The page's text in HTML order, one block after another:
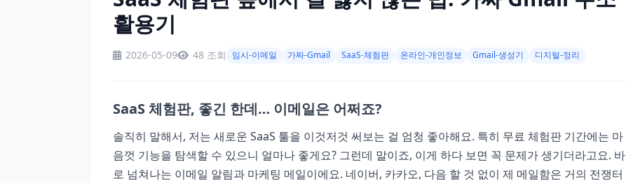
활용기
2026-05-09 48 조회 임시-이메일 가짜-Gmail SaaS-체험판 온라인-개인정보 Gmail-생성기 디지털-정리
SaaS 체험판, 좋긴 한데… 이메일은 어쩌죠?
솔직히 말해서, 저는 새로운 SaaS 툴을 이것저것 써보는 걸 엄청 좋아해요. 특히 무료 체험판 기간에는 마
음껏 기능을 탐색할 수 있으니 얼마나 좋게요? 그런데 말이죠, 이게 하다 보면 꼭 문제가 생기더라고요. 바
로 넘쳐나는 이메일 알림과 마케팅 메일이에요. 네이버, 카카오, 다음 할 것 없이 제 메일함은 거의 전쟁터